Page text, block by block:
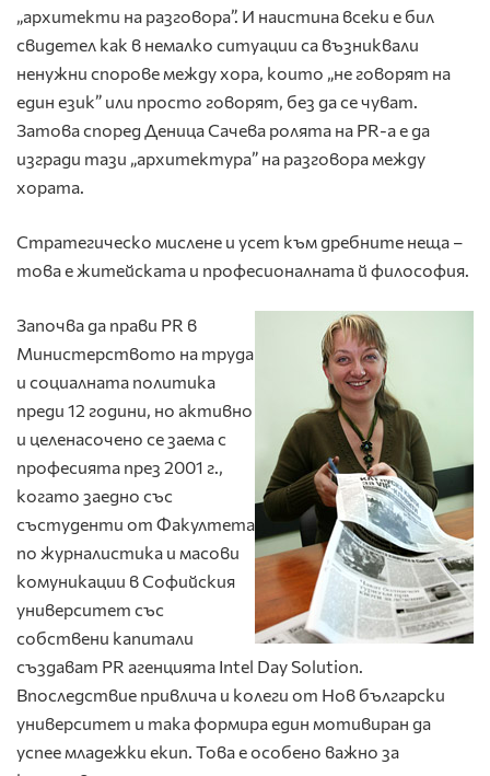
„архитекти на разговора”. И наистина всеки е бил
свидетел как в немалко ситуации са възниквали
ненужни спорове между хора, които „не говорят на
един език” или просто говорят, без да се чуват.
Затова според Деница Сачева ролята на PR-а е да
изгради тази „архитектура” на разговора между
хората.
Стратегическо мислене и усет към дребните неща –
това е житейската и професионалната й философия.
Започва да прави PR в
Министерството на труда
и социалната политика
преди 12 години, но активно
и целенасочено се заема с
професията през 2001 г.,
когато заедно със
състуденти от Факултета
по журналистика и масови
комуникации в Софийския
университет със
собствени капитали
създават PR агенцията Intel Day Solution.
Впоследствие привлича и колеги от Нов български
университет и така формира един мотивиран да
успее младежки екип. Това е особено важно за